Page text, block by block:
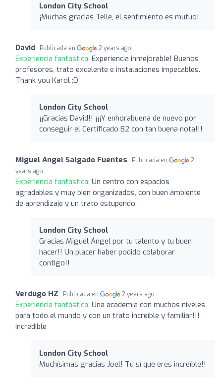
London City School
¡Muchas gracias Telle, el sentimiento es mutuo!
David Publicada en 2 years ago
Experiencia fantástica: Experiencia inmejorable! Buenos
profesores, trato excelente e instalaciones impecables.
Thank you Karol ;D
London City School
¡¡Gracias David!! ¡¡¡Y enhorabuena de nuevo por
conseguir el Certificado B2 con tan buena nota!!!
Miguel Angel Salgado Fuentes Publicada en
2
years ago
Experiencia fantástica: Un centro con espacios
agradables y muy bien organizados, con buen ambiente
de aprendizaje y un trato estupendo.
London City School
Gracias Miguel Ángel por tu talento y tu buen
hacer!! Un placer haber podido colaborar
contigo!!
Verdugo HZ Publicada en 2 years ago
Experiencia fantástica: Una academia con muchos niveles
para todo el mundo y con un trato increíble y familiar!!!
Incredible
London City School
Muchísimas gracias Joel! Tú sí que eres increíble!!